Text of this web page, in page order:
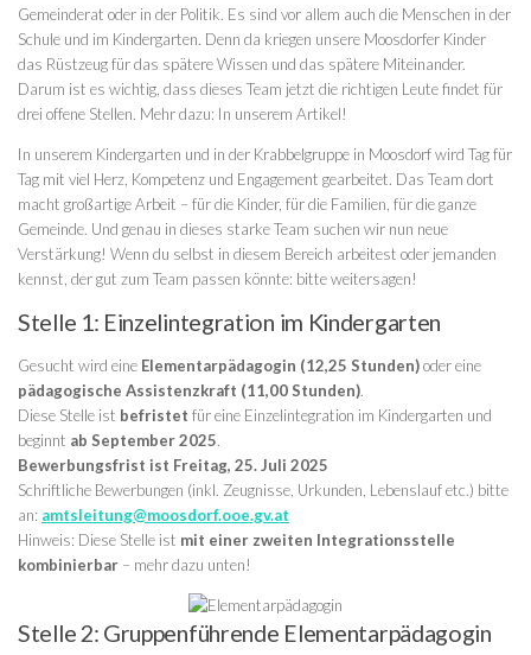
Gemeinderat oder in der Politik. Es sind vor allem auch die Menschen in der
Schule und im Kindergarten. Denn da kriegen unsere Moosdorfer Kinder
das Rüstzeug für das spätere Wissen und das spätere Miteinander.
Darum ist es wichtig, dass dieses Team jetzt die richtigen Leute findet für
drei offene Stellen. Mehr dazu: In unserem Artikel!
In unserem Kindergarten und in der Krabbelgruppe in Moosdorf wird Tag für
Tag mit viel Herz, Kompetenz und Engagement gearbeitet. Das Team dort
macht großartige Arbeit – für die Kinder, für die Familien, für die ganze
Gemeinde. Und genau in dieses starke Team suchen wir nun neue
Verstärkung! Wenn du selbst in diesem Bereich arbeitest oder jemanden
kennst, der gut zum Team passen könnte: bitte weitersagen!
Stelle 1: Einzelintegration im Kindergarten
Gesucht wird eine Elementarpädagogin (12,25 Stunden)oder eine
pädagogische Assistenzkraft (11,00 Stunden).
Diese Stelle ist befristet für eine Einzelintegration im Kindergarten und
beginnt ab September 2025.
Bewerbungsfrist ist Freitag, 25. Juli 2025
Schriftliche Bewerbungen (inkl. Zeugnisse, Urkunden, Lebenslauf etc.) bitte
an: amtsleitung@moosdorf.ooe.gv.at
Hinweis: Diese Stelle ist mit einer zweiten Integrationsstelle
kombinierbar – mehr dazu unten!
Stelle 2: Gruppenführende Elementarpädagogin